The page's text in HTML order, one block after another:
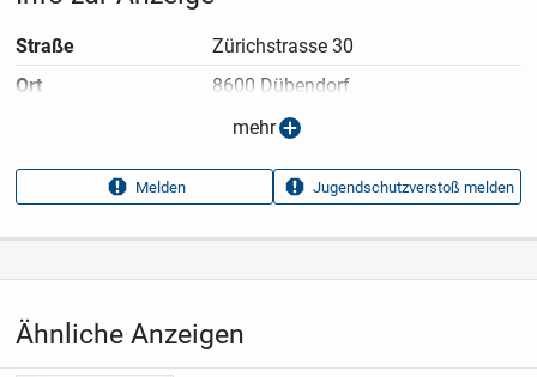
Ähnliche Anzeigen
Straße
Zürichstrasse 30
Ort
8600 Dübendorf
Privatangebot
Anzeigen­datum
22.07.2026
Anzeigen­kennung
dd93641d
Aufrufe dieser
7
Unterhaltungselektronik
HiFi
mehr
Melden Jugendschutzverstoß melden